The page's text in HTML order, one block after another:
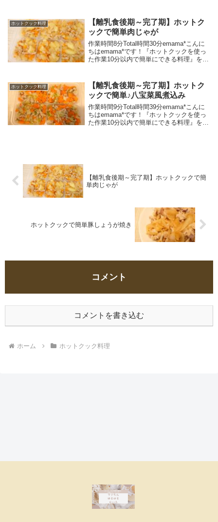
減し、ラクちんゆるゆるらいふ...
ホットクック料理
【離乳食後期～完了期】ホットク
ックで簡単肉じゃが
作業時間8分Total時間30分emama*こんに
ちはemama*です！『ホットクックを使っ
た作業10分以内で簡単にできる料理』をメ
いふを目指しているワーママです♪...
ホットクック料理
【離乳食後期～完了期】ホットク
ックで簡単♪八宝菜風煮込み
作業時間9分Total時間39分emama*こんに
ちはemama*です！『ホットクックを使っ
た作業10分以内で簡単にできる料理』をメ
【離乳食後期～完了期】ホットクックで簡
単肉じゃが
ホットクックで簡単豚しょうが焼き
コメント
コメントを書き込む
ホーム ホットクック料理